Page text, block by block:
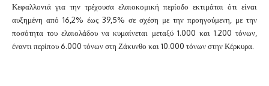
Κεφαλλονιά για την τρέχουσα ελαιοκομική περίοδο εκτιμάται ότι είναι
αυξημένη από 16,2% έως 39,5% σε σχέση με την προηγούμενη, με την
ποσότητα του ελαιολάδου να κυμαίνεται μεταξύ 1.000 και 1.200 τόνων,
έναντι περίπου 6.000 τόνων στη Ζάκυνθο και 10.000 τόνων στην Κέρκυρα.